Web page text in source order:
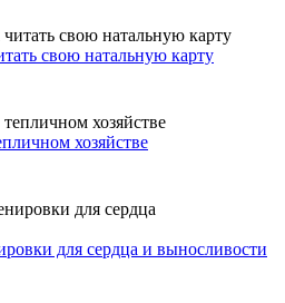
свою натальную карту
хозяйстве
для сердца и выносливости